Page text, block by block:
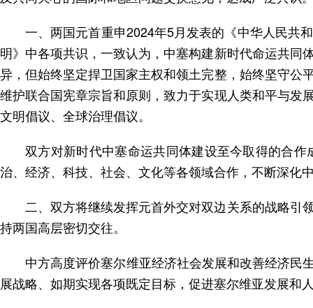
一、两国元首重申2024年5月发表的《中华人民共
明》中各项共识，一致认为，中塞构建新时代命运共
异，但始终坚定捍卫国家主权和领土完整，始终坚守公
维护联合国宪章宗旨和原则，致力于实现人类和平与发
文明倡议、全球治理倡议。
双方对新时代中塞命运共同体建设至今取得的合
治、经济、科技、社会、文化等各领域合作，不断深化
二、双方将继续发挥元首外交对双边关系的战略引
持两国高层密切交往。
中方高度评价塞尔维亚经济社会发展和改善经济民
展战略、如期实现各项既定目标，促进塞尔维亚发展和